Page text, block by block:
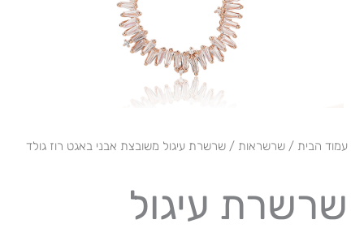
עמוד הבית / שרשראות / שרשרת עיגול משובצת אבני באגט רוז גולד
שרשרת עיגול